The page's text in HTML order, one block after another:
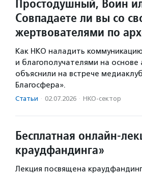
Простодушный, Воин
Совпадаете ли вы со
жертвователями по
Как НКО наладить
и благополучателями на основе
объяснили на встрече
Благосфера».
Статьи · 02.07.2026 · НКО-сектор
Бесплатная онлайн-
краудфандинга»
Лекция посвящена